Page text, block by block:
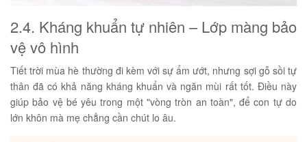
2.4. Kháng khuẩn tự nhiên – Lớp màng bảo
vệ vô hình
Tiết trời mùa hè thường đi kèm với sự ẩm ướt, nhưng sợi gỗ sồi tự
thân đã có khả năng kháng khuẩn và ngăn mùi rất tốt. Điều này
giúp bảo vệ bé yêu trong một "vòng tròn an toàn", để con tự do
lớn khôn mà mẹ chẳng cần chút lo âu.